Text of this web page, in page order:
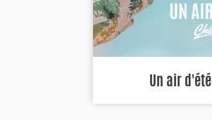
Un air d'été